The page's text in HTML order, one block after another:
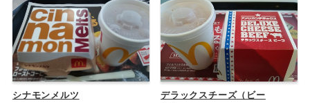
シナモンメルツ
デラックスチーズ（ビー